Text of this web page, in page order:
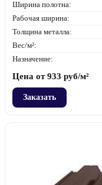
Ширина полотна:
Рабочая ширина:
Толщина металла:
Вес/м²:
Назначение:
Цена от933 руб/м²
Заказать